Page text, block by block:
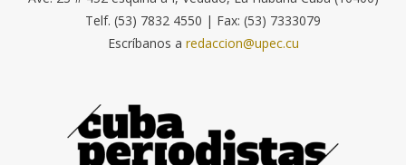
Telf. (53) 7832 4550 | Fax: (53) 7333079
Escríbanos a redaccion@upec.cu